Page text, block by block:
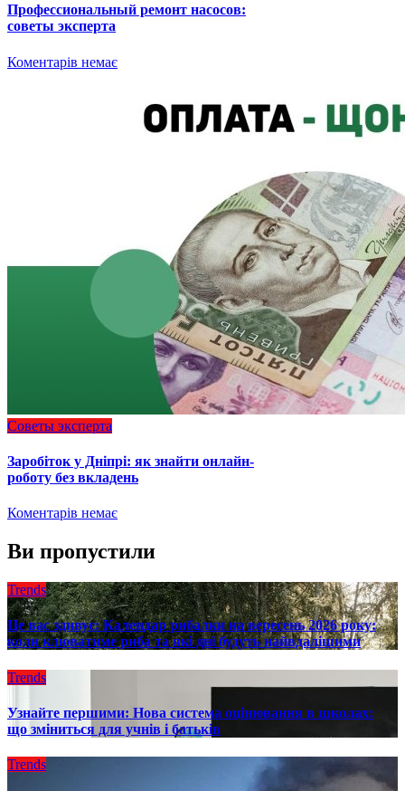
Профессиональный ремонт насосов:
советы эксперта
Коментарів немає
Советы эксперта
Заробіток у Дніпрі: як знайти онлайн-
роботу без вкладень
Коментарів немає
Ви пропустили
Trends
Це вас здивує: Календар рибалки на вересень 2026 року:
коли клюватиме риба та які дні будуть найвдалішими
Trends
Узнайте першими: Нова система оцінювання в школах:
що зміниться для учнів і батьків
Trends